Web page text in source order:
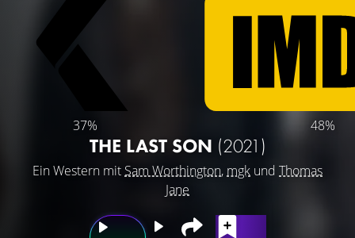
37% 48%
THE LAST SON (2021)
Ein Western mit Sam Worthington, mgk und Thomas
Jane